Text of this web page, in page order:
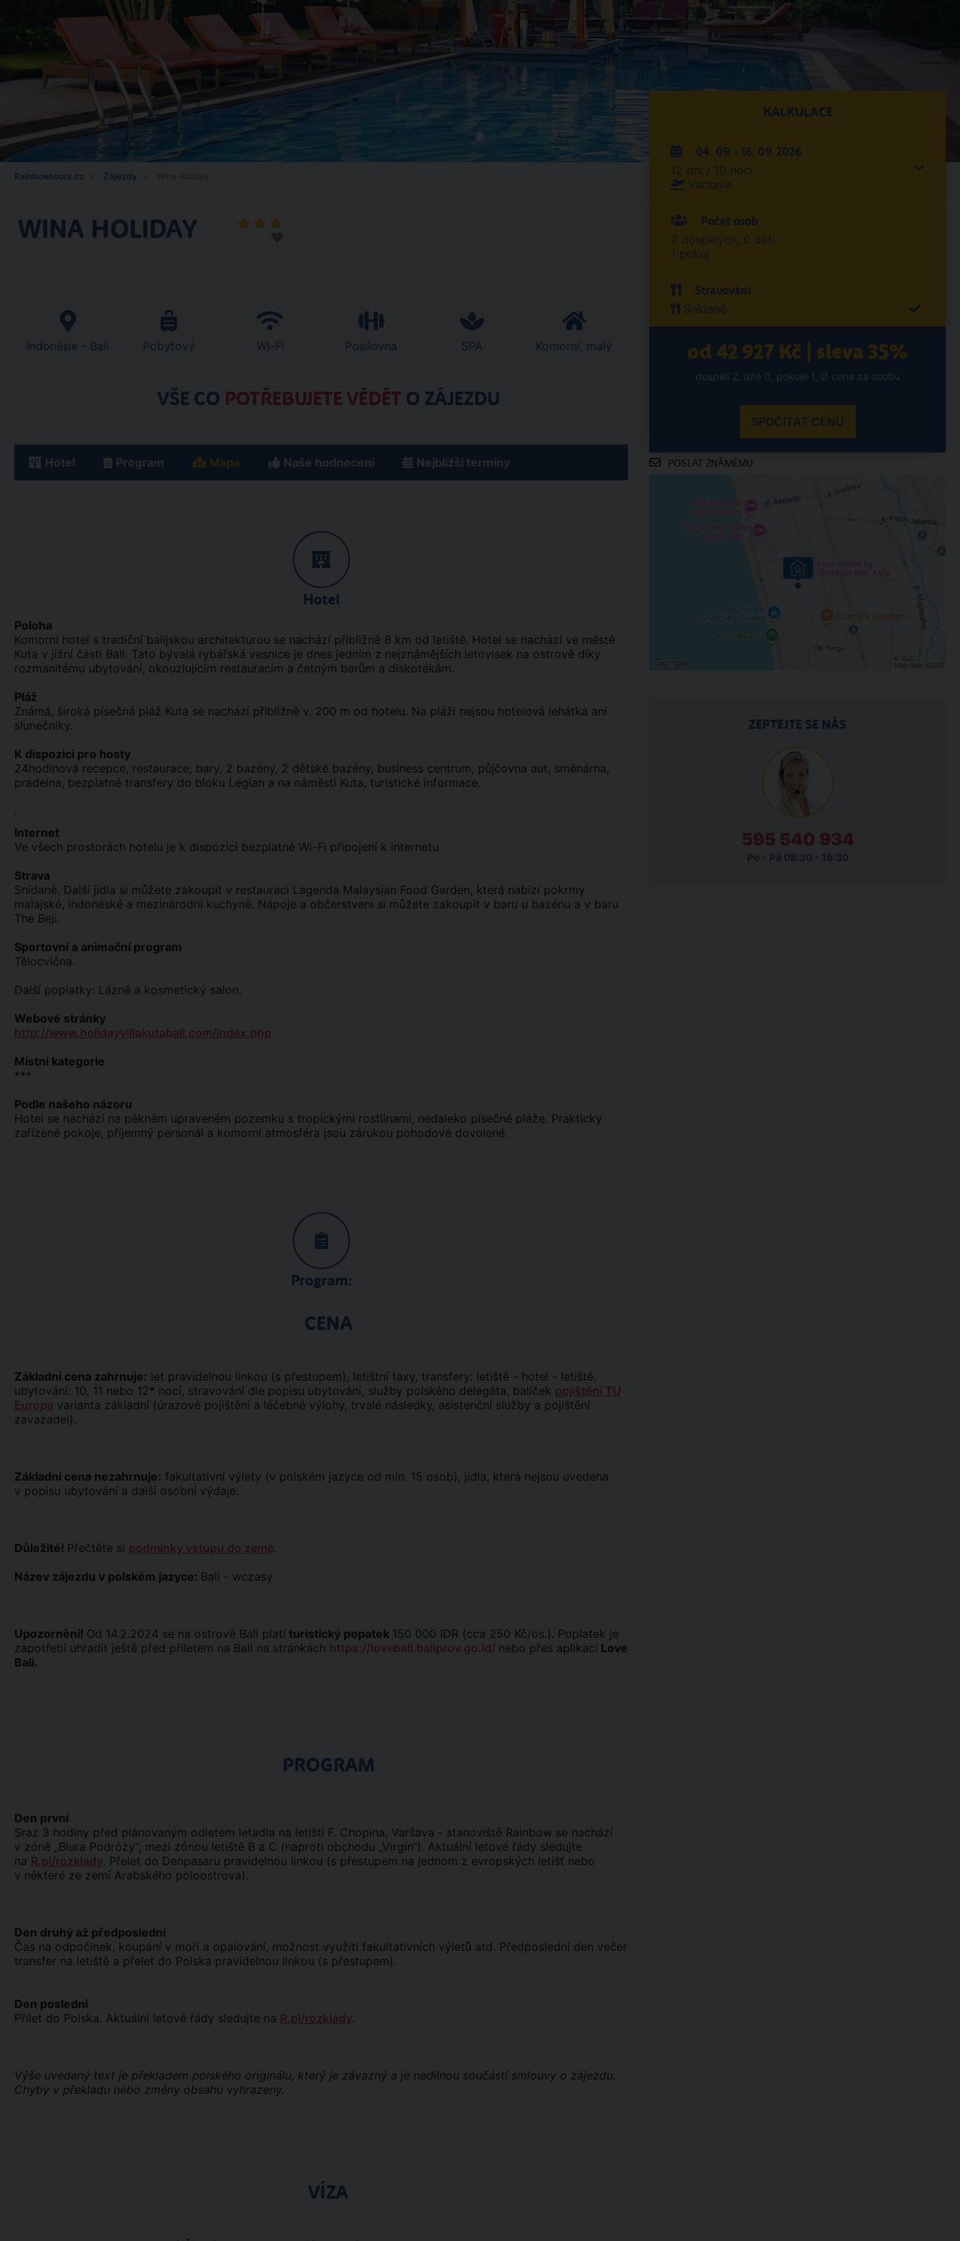
Rainbowtours.cz Zájezdy
WINA HOLIDAY
Indonésie - Bali Pobytový Wi-Fi Posilovna SPA Komorní, malý
VŠE CO POTŘEBUJETE VĚDĚT O ZÁJEZDU
Hotel Program Mapa Naše hodnocení Nejbližší termíny
Hotel
Poloha
Komorní hotel s tradiční balijskou architekturou se nachází přibližně 8 km od letiště. Hotel se nachází ve městě
Kuta v jižní části Bali. Tato bývalá rybářská vesnice je dnes jedním z nejznámějších letovisek na ostrově díky
rozmanitému ubytování, okouzlujícím restauracím a četným barům a diskotékám.
Pláž
Známá, široká písečná pláž Kuta se nachází přibližně v. 200 m od hotelu. Na pláži nejsou hotelová lehátka ani
slunečníky.
K dispozici pro hosty
24hodinová recepce, restaurace, bary, 2 bazény, 2 dětské bazény, business centrum, půjčovna aut, směnárna,
prádelna, bezplatné transfery do bloku Legian a na náměstí Kuta, turistické informace.
.
Internet
Ve všech prostorách hotelu je k dispozici bezplatné Wi-Fi připojení k internetu.
Strava
Snídaně. Další jídla si můžete zakoupit v restauraci Lagenda Malaysian Food Garden, která nabízí pokrmy
malajské, indonéské a mezinárodní kuchyně. Nápoje a občerstvení si můžete zakoupit v baru u bazénu a v baru
The Beji.
Sportovní a animační program
Tělocvična.
Další poplatky: Lázně a kosmetický salon.
Webové stránky
http://www.holidayvillakutabali.com/index.php
Místní kategorie
***
Podle našeho názoru
Hotel se nachází na pěkném upraveném pozemku s tropickými rostlinami, nedaleko písečné pláže. Prakticky
zařízené pokoje, příjemný personál a komorní atmosféra jsou zárukou pohodové dovolené.
Program:
CENA
Základní cena zahrnuje: let pravidelnou linkou (s přestupem), letištní taxy, transfery: letiště - hotel - letiště,
ubytování: 10, 11 nebo 12* nocí, stravování dle popisu ubytování, služby polského delegáta, balíček pojištění TU
Europa varianta základní (úrazové pojištění a léčebné výlohy, trvalé následky, asistenční služby a pojištění
zavazadel).
Základní cena nezahrnuje: fakultativní výlety (v polském jazyce od min. 15 osob), jídla, která nejsou uvedena
v popisu ubytování a další osobní výdaje.
Důležité! Přečtěte si podmínky vstupu do země.
Název zájezdu v polském jazyce: Bali - wczasy
Upozornění! Od 14.2.2024 se na ostrově Bali platí turistický popatek 150 000 IDR (cca 250 Kč/os.). Poplatek je
zapotřebí uhradit ještě před příletem na Bali na stránkách https://lovebali.baliprov.go.id/ nebo přes aplikaci Love
Bali.
PROGRAM
Den první
Sraz 3 hodiny před plánovaným odletem letadla na letišti F. Chopina, Varšava - stanoviště Rainbow se nachází
v zóně „Biura Podróży“, mezi zónou letiště B a C (naproti obchodu „Virgin“). Aktuální letové řády sledujte
na R.pl/rozklady. Přelet do Denpasaru pravidelnou linkou (s přestupem na jednom z evropských letišť nebo
v některé ze zemí Arabského poloostrova).
Den druhý až předposlední
Čas na odpočinek, koupání v moři a opalování, možnost využití fakultativních výletů atd. Předposlední den večer
transfer na letiště a přelet do Polska pravidelnou linkou (s přestupem).
Den poslední
Přílet do Polska. Aktuální letové řády sledujte na R.pl/rozklady.
Výše uvedený text je překladem polského originálu, který je závazný a je nedílnou součástí smlouvy o zájezdu.
Chyby v překladu nebo změny obsahu vyhrazeny.
VÍZA
KALKULACE
04. 09. - 16. 09. 2026
12 dní / 10 nocí
Varšava
Počet osob
2 dospělých, 0 dětí
1 pokoj
Stravování
Snídaně
od 42 927 Kč | sleva 35%
dospělí 2, dítě 0, pokoje 1, Ø cena za osobu
SPOČÍTAT CENU
POSLAT ZNÁMÉMU
ZEPTEJTE SE NÁS
595 540 934
Po - Pá 08:30 - 16:30